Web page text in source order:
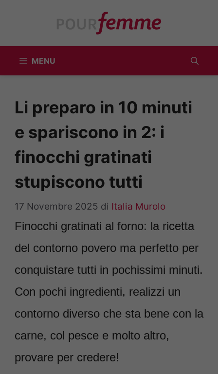
MENU
Li preparo in 10 minuti
e spariscono in 2: i
finocchi gratinati
stupiscono tutti
17 Novembre 2025 di Italia Murolo
Finocchi gratinati al forno: la ricetta
del contorno povero ma perfetto per
conquistare tutti in pochissimi minuti.
Con pochi ingredienti, realizzi un
contorno diverso che sta bene con la
carne, col pesce e molto altro,
provare per credere!